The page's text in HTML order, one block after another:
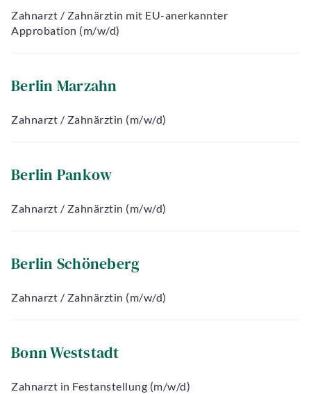
Zahnarzt / Zahnärztin mit EU-anerkannter
Approbation (m/w/d)
Berlin Marzahn
Zahnarzt / Zahnärztin (m/w/d)
Berlin Pankow
Zahnarzt / Zahnärztin (m/w/d)
Berlin Schöneberg
Zahnarzt / Zahnärztin (m/w/d)
Bonn Weststadt
Zahnarzt in Festanstellung (m/w/d)